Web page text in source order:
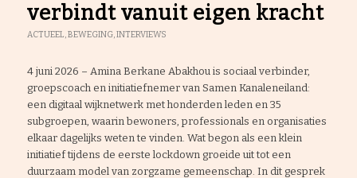
verbindt vanuit eigen kracht
ACTUEEL,BEWEGING,INTERVIEWS
4 juni 2026 – Amina Berkane Abakhou is sociaal verbinder,
groepscoach en initiatiefnemer van Samen Kanaleneiland:
een digitaal wijknetwerk met honderden leden en 35
subgroepen, waarin bewoners, professionals en organisaties
elkaar dagelijks weten te vinden. Wat begon als een klein
initiatief tijdens de eerste lockdown groeide uit tot een
duurzaam model van zorgzame gemeenschap. In dit gesprek